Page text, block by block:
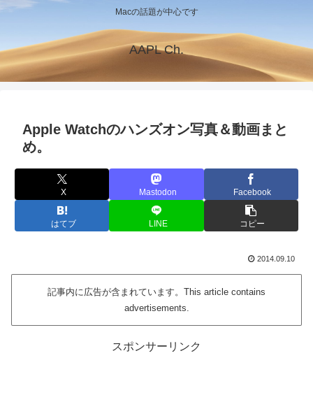
Macの話題が中心です
AAPL Ch.
Apple Watchのハンズオン写真＆動画まと
め。
X Mastodon Facebook
はてブ LINE コピー
2014.09.10
記事内に広告が含まれています。This article contains
advertisements.
スポンサーリンク